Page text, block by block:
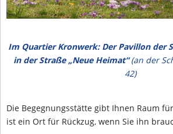
Im Quartier Kronwerk: Der Pavillon der
in der Straße „Neue Heimat“(an der
42)
Die Begegnungsstätte gibt Ihnen Raum
ist ein Ort für Rückzug, wenn Sie ihn